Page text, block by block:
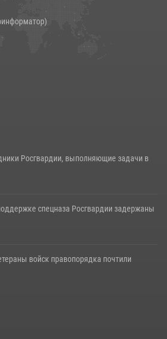
научная конференция по обобщению
Росгвардии, выполняющие задачи в
спецназа Росгвардии задержаны
войск правопорядка почтили